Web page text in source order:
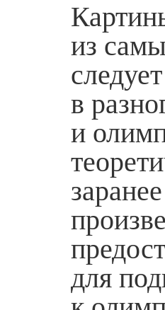
из
в
и
для